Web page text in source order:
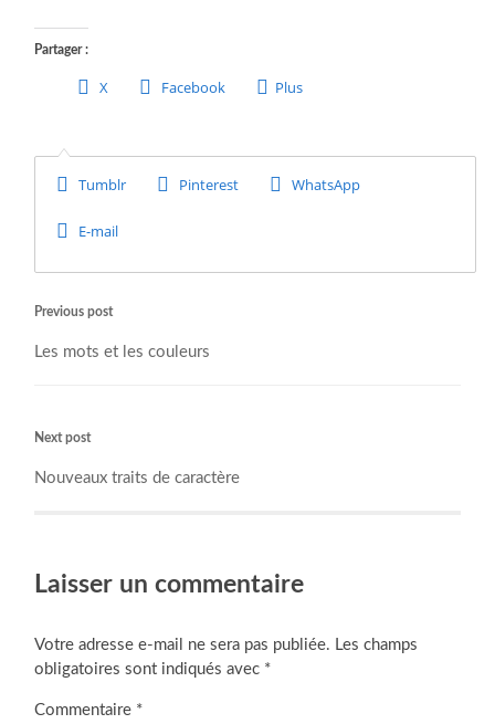
Partager :
X Facebook Plus
Tumblr Pinterest WhatsApp
E-mail
Previous post
Les mots et les couleurs
Next post
Nouveaux traits de caractère
Laisser un commentaire
Votre adresse e-mail ne sera pas publiée. Les champs
obligatoires sont indiqués avec *
Commentaire *